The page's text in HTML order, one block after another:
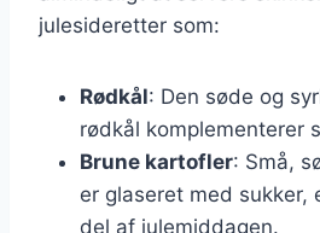
julesideretter som:
Rødkål: Den søde og
rødkål komplementerer
Brune kartofler: Små,
er glaseret med sukker,
del af julemiddagen.